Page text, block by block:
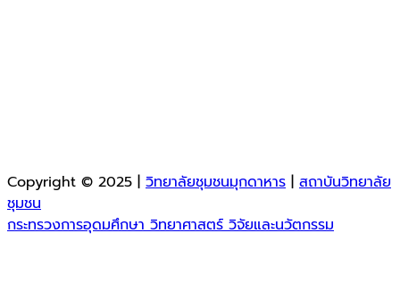
Copyright © 2025 | วิทยาลัยชุมชนมุกดาหาร
สถาบันวิทยาลัย
ชุมชน
กระทรวงการอุดมศึกษา วิทยาศาสตร์ วิจัยและนวัตกรรม